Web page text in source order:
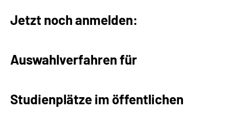
Beratung und Kontakt
Karriere
Jetzt noch anmelden:
Auswahlverfahren für
Studienplätze im öffentlichen